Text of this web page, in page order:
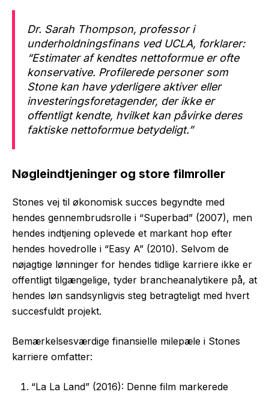
Dr. Sarah Thompson, professor i
underholdningsfinans ved UCLA, forklarer:
“Estimater af kendtes nettoformue er ofte
konservative. Profilerede personer som
Stone kan have yderligere aktiver eller
investeringsforetagender, der ikke er
offentligt kendte, hvilket kan påvirke deres
faktiske nettoformue betydeligt.”
Nøgleindtjeninger og store filmroller
Stones vej til økonomisk succes begyndte med
hendes gennembrudsrolle i “Superbad” (2007), men
hendes indtjening oplevede et markant hop efter
hendes hovedrolle i “Easy A” (2010). Selvom de
nøjagtige lønninger for hendes tidlige karriere ikke er
offentligt tilgængelige, tyder brancheanalytikere på, at
hendes løn sandsynligvis steg betragteligt med hvert
succesfuldt projekt.
Bemærkelsesværdige finansielle milepæle i Stones
karriere omfatter:
“La La Land” (2016): Denne film markerede